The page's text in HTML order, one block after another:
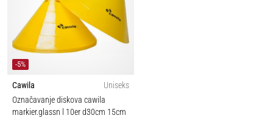
-5%
Cawila
Uniseks
Označavanje diskova cawila
markier.glassn l 10er d30cm 15cm